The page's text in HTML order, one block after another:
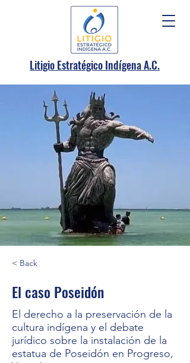
Litigio Estratégico Indígena A.C.
< Back
El caso Poseidón
El derecho a la preservación de la
cultura indígena y el debate
jurídico sobre la instalación de la
estatua de Poseidón en Progreso,